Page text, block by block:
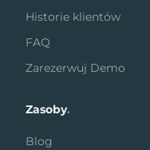
Historie klientów
FAQ
Zarezerwuj Demo
Zasoby.
Blog